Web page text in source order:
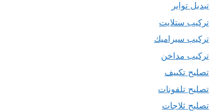
تبديل تواير
تركيب ستلايت
تركيب سيراميك
تركيب مداخن
تصليح تكييف
تصليح تلفونات
تصليح ثلاجات